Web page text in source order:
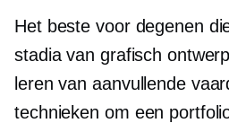
Het beste voor degenen
stadia van grafisch
leren van aanvullende
technieken om een